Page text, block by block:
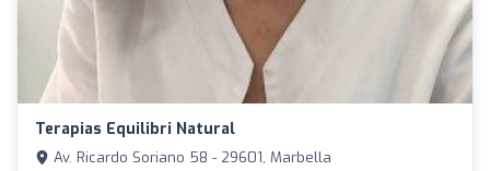
Terapias Equilibri Natural
Av. Ricardo Soriano 58 - 29601, Marbella